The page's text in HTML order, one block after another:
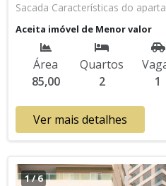
Sacada Características do
Elevador de Serviço,
Portaria 24h, Interfone, Água
Piscina, Sauna, Salão de Jogos,
Garage Band, Espaço
Churrasqueira Lançamento, Em
verificar entrando em contato
Aceita imóvel de Menor valor
Área
85,00
Quartos
2
1
Ver mais detalhes
1/6